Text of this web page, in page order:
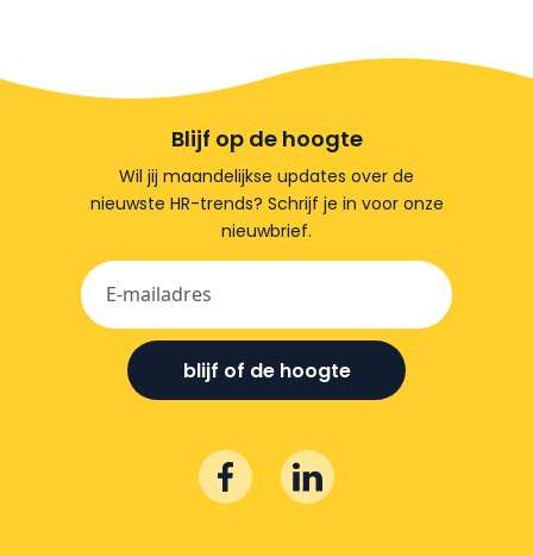
Blijf op de hoogte
Wil jij maandelijkse updates over de
nieuwste HR-trends? Schrijf je in voor onze
nieuwbrief.
blijf of de hoogte